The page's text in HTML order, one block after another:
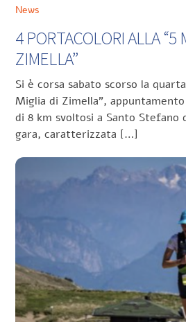
News
4 PORTACOLORI ALLA “5
ZIMELLA”
Si è corsa sabato scorso la
Miglia di Zimella”,
di 8 km svoltosi a Santo Stefano
gara, caratterizzata […]